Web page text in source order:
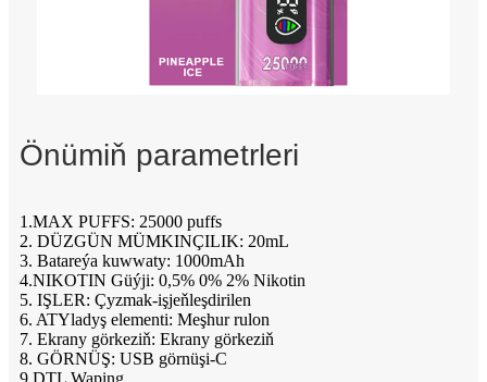
Önümiň parametrleri
1.MAX PUFFS: 25000 puffs
2. DÜZGÜN MÜMKINÇILIK: 20mL
3. Batareýa kuwwaty: 1000mAh
4.NIKOTIN Güýji: 0,5% 0% 2% Nikotin
5. IŞLER: Çyzmak-işjeňleşdirilen
6. ATYladyş elementi: Meşhur rulon
7. Ekrany görkeziň: Ekrany görkeziň
8. GÖRNÜŞ: USB görnüşi-C
9.DTL Waping